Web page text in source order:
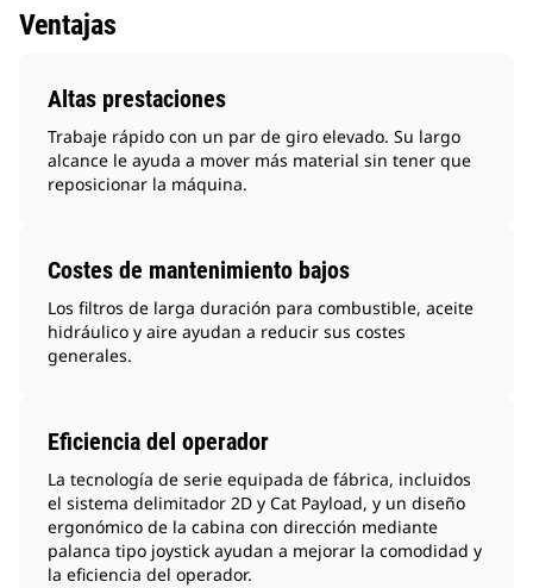
Ventajas
Altas prestaciones
Trabaje rápido con un par de giro elevado. Su largo
alcance le ayuda a mover más material sin tener que
reposicionar la máquina.
Costes de mantenimiento bajos
Los filtros de larga duración para combustible, aceite
hidráulico y aire ayudan a reducir sus costes
generales.
Eficiencia del operador
La tecnología de serie equipada de fábrica, incluidos
el sistema delimitador 2D y Cat Payload, y un diseño
ergonómico de la cabina con dirección mediante
palanca tipo joystick ayudan a mejorar la comodidad y
la eficiencia del operador.